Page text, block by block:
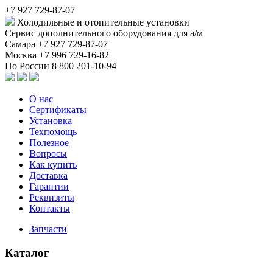
+7 927 729-87-07
Холодильные и отопительные установки
Сервис дополнительного оборудования для а/м
Самара +7 927 729-87-07
Москва +7 996 729-16-82
По России 8 800 201-10-94
О нас
Сертификаты
Установка
Техпомощь
Полезное
Вопросы
Как купить
Доставка
Гарантии
Реквизиты
Контакты
Запчасти
Каталог